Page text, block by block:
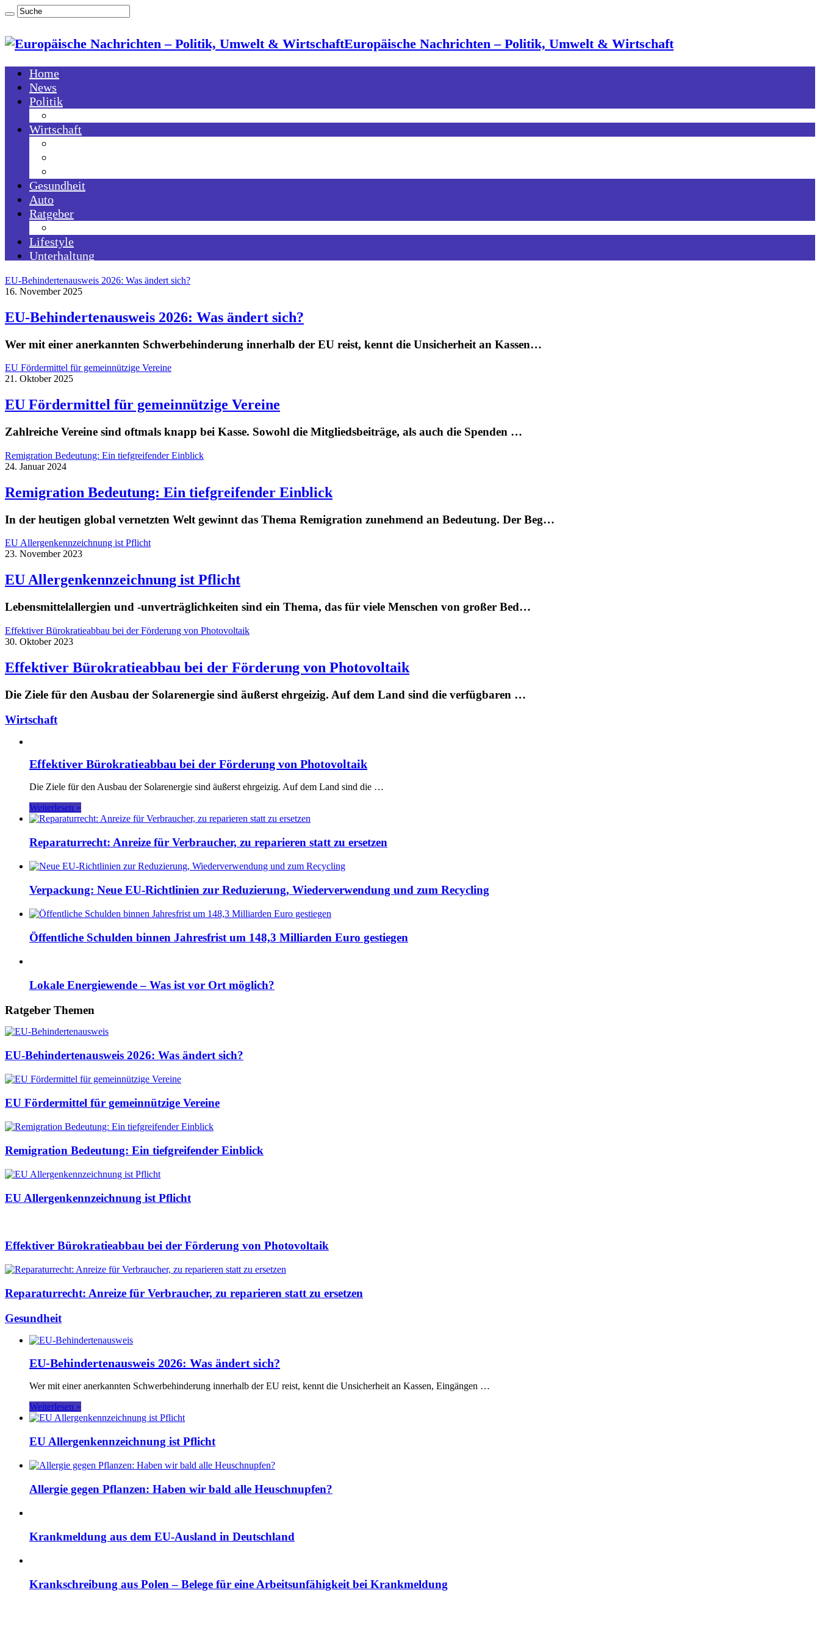
Europäische Nachrichten – Politik, Umwelt & Wirtschaft
Home
News
Politik
Wirtschaft
Gesundheit
Auto
Ratgeber
Lifestyle
Unterhaltung
EU-Behindertenausweis 2026: Was ändert sich?
16. November 2025
EU-Behindertenausweis 2026: Was ändert sich?
Wer mit einer anerkannten Schwerbehinderung innerhalb der EU reist, kennt die Unsicherheit an Kassen…
EU Fördermittel für gemeinnützige Vereine
21. Oktober 2025
EU Fördermittel für gemeinnützige Vereine
Zahlreiche Vereine sind oftmals knapp bei Kasse. Sowohl die Mitgliedsbeiträge, als auch die Spenden …
Remigration Bedeutung: Ein tiefgreifender Einblick
24. Januar 2024
Remigration Bedeutung: Ein tiefgreifender Einblick
In der heutigen global vernetzten Welt gewinnt das Thema Remigration zunehmend an Bedeutung. Der Beg…
EU Allergenkennzeichnung ist Pflicht
23. November 2023
EU Allergenkennzeichnung ist Pflicht
Lebensmittelallergien und -unverträglichkeiten sind ein Thema, das für viele Menschen von großer Bed…
Effektiver Bürokratieabbau bei der Förderung von Photovoltaik
30. Oktober 2023
Effektiver Bürokratieabbau bei der Förderung von Photovoltaik
Die Ziele für den Ausbau der Solarenergie sind äußerst ehrgeizig. Auf dem Land sind die verfügbaren …
Wirtschaft
Effektiver Bürokratieabbau bei der Förderung von Photovoltaik
Die Ziele für den Ausbau der Solarenergie sind äußerst ehrgeizig. Auf dem Land sind die …
Weiterlesen »
Reparaturrecht: Anreize für Verbraucher, zu reparieren statt zu ersetzen
Verpackung: Neue EU-Richtlinien zur Reduzierung, Wiederverwendung und zum Recycling
Öffentliche Schulden binnen Jahresfrist um 148,3 Milliarden Euro gestiegen
Lokale Energiewende – Was ist vor Ort möglich?
Ratgeber Themen
EU-Behindertenausweis 2026: Was ändert sich?
EU Fördermittel für gemeinnützige Vereine
Remigration Bedeutung: Ein tiefgreifender Einblick
EU Allergenkennzeichnung ist Pflicht
Effektiver Bürokratieabbau bei der Förderung von Photovoltaik
Reparaturrecht: Anreize für Verbraucher, zu reparieren statt zu ersetzen
Gesundheit
EU-Behindertenausweis 2026: Was ändert sich?
Wer mit einer anerkannten Schwerbehinderung innerhalb der EU reist, kennt die Unsicherheit an Kassen, Eingängen …
Weiterlesen »
EU Allergenkennzeichnung ist Pflicht
Allergie gegen Pflanzen: Haben wir bald alle Heuschnupfen?
Krankmeldung aus dem EU-Ausland in Deutschland
Krankschreibung aus Polen – Belege für eine Arbeitsunfähigkeit bei Krankmeldung